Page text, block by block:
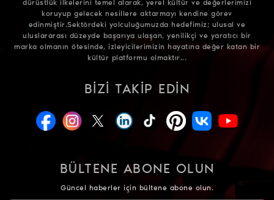
dürüstlük ilkelerini temel alarak, yerel kültür ve değerlerimizi
koruyup gelecek nesillere aktarmayı kendine görev
edinmiştir.Sektördeki yolculuğumuzda hedefimiz; ulusal ve
uluslararası düzeyde başarıya ulaşan, yenilikçi ve yaratıcı bir
marka olmanın ötesinde, izleyicilerimizin hayatına değer katan bir
kültür platformu olmaktır...
BIZI TAKIP EDIN
BÜLTENE ABONE OLUN
Güncel haberler için bültene abone olun.